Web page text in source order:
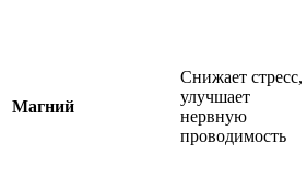
Магний
Снижает стресс,
улучшает
нервную
проводимость